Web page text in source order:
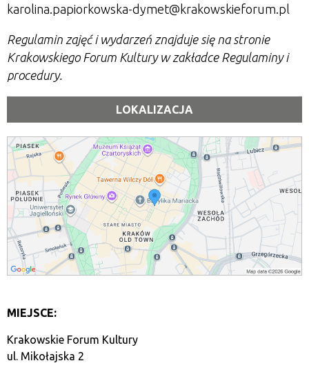
karolina.papiorkowska-dymet@krakowskieforum.pl
Regulamin zajęć i wydarzeń znajduje się na stronie
Krakowskiego Forum Kultury w zakładce Regulaminy i
procedury.
LOKALIZACJA
MIEJSCE:
Krakowskie Forum Kultury
ul. Mikołajska 2